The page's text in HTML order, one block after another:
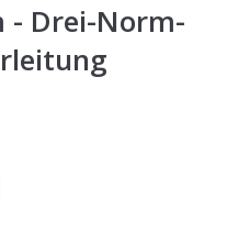
- Drei-Norm-